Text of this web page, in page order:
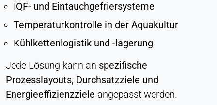
IQF- und Eintauchgefriersysteme
Temperaturkontrolle in der Aquakultur
Kühlkettenlogistik und -lagerung
Jede Lösung kann an spezifische
Prozesslayouts, Durchsatzziele und
Energieeffizienzziele angepasst werden.